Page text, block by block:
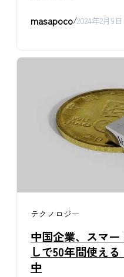
masapoco/2024年2月9日
テクノロジー
中国企業、スマ
しで50年間使え
中